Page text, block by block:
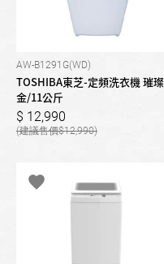
AW-B1291G(WD)
TOSHIBA東芝-定頻洗衣機 璀璨
金/11公斤
12,990
12,990